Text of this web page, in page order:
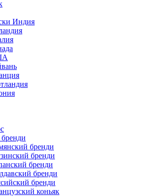
Индия
бренди
бренди
бренди
бренди
бренди
коньяк